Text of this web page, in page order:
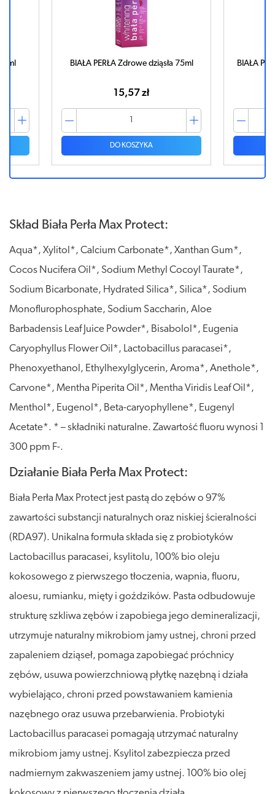
BIAŁA PERŁA Zdrowe dziąsła 75ml
15,57 zł
DO KOSZYKA
BIAŁA
Skład Biała Perła Max Protect:
Aqua*, Xylitol*, Calcium Carbonate*, Xanthan Gum*,
Cocos Nucifera Oil*, Sodium Methyl Cocoyl Taurate*,
Sodium Bicarbonate, Hydrated Silica*, Silica*, Sodium
Monoflurophosphate, Sodium Saccharin, Aloe
Barbadensis Leaf Juice Powder*, Bisabolol*, Eugenia
Caryophyllus Flower Oil*, Lactobacillus paracasei*,
Phenoxyethanol, Ethylhexylglycerin, Aroma*, Anethole*,
Carvone*, Mentha Piperita Oil*, Mentha Viridis Leaf Oil*,
Menthol*, Eugenol*, Beta-caryophyllene*, Eugenyl
Acetate*. * – składniki naturalne. Zawartość fluoru wynosi 1
300 ppm F-.
Działanie Biała Perła Max Protect:
Biała Perła Max Protect jest pastą do zębów o 97%
zawartości substancji naturalnych oraz niskiej ścieralności
(RDA97). Unikalna formuła składa się z probiotyków
Lactobacillus paracasei, ksylitolu, 100% bio oleju
kokosowego z pierwszego tłoczenia, wapnia, fluoru,
aloesu, rumianku, mięty i goździków. Pasta odbudowuje
strukturę szkliwa zębów i zapobiega jego demineralizacji,
utrzymuje naturalny mikrobiom jamy ustnej, chroni przed
zapaleniem dziąseł, pomaga zapobiegać próchnicy
zębów, usuwa powierzchniową płytkę nazębną i działa
wybielająco, chroni przed powstawaniem kamienia
nazębnego oraz usuwa przebarwienia. Probiotyki
Lactobacillus paracasei pomagają utrzymać naturalny
mikrobiom jamy ustnej. Ksylitol zabezpiecza przed
nadmiernym zakwaszeniem jamy ustnej. 100% bio olej